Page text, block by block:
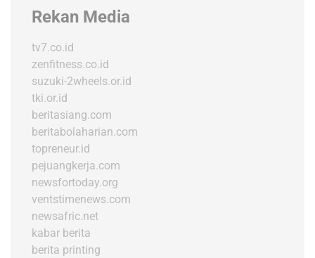
Rekan Media
tv7.co.id
zenfitness.co.id
suzuki-2wheels.or.id
tki.or.id
beritasiang.com
beritabolaharian.com
topreneur.id
pejuangkerja.com
newsfortoday.org
ventstimenews.com
newsafric.net
kabar berita
berita printing